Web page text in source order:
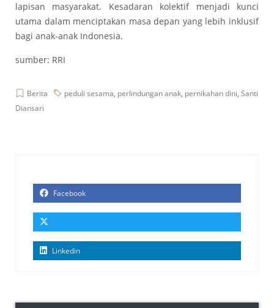
lapisan masyarakat. Kesadaran kolektif menjadi kunci
utama dalam menciptakan masa depan yang lebih inklusif
bagi anak-anak Indonesia.
sumber: RRI
Berita peduli sesama, perlindungan anak, pernikahan dini, Santi
Diansari
Facebook
Linkedin